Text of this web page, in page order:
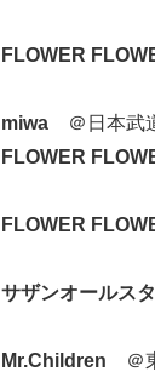
FLOWER
miwa ＠日本武
FLOWER
FLOWER
サザンオールス
Mr.Children ＠